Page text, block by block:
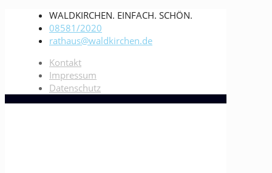
WALDKIRCHEN. EINFACH. SCHÖN.
08581/2020
rathaus@waldkirchen.de
Kontakt
Impressum
Datenschutz